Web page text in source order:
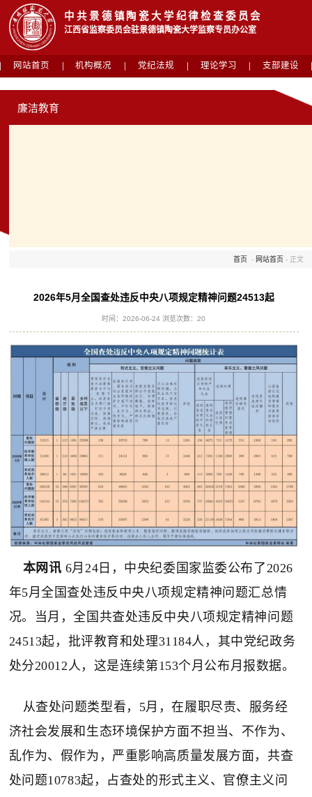
中共景德镇陶瓷大学纪律检查委员会
江西省监察委员会驻景德镇陶瓷大学监察专员办公室
网站首页 机构概况 党纪法规 理论学习 支部建设
廉洁教育
首页 - 网站首页 - 正文
2026年5月全国查处违反中央八项规定精神问题24513起
时间：2026-06-24 浏览次数：20
本网讯 6月24日，中央纪委国家监委公布了2026
年5月全国查处违反中央八项规定精神问题汇总情
况。当月，全国共查处违反中央八项规定精神问题
24513起，批评教育和处理31184人，其中党纪政务
处分20012人，这是连续第153个月公布月报数据。
从查处问题类型看，5月，在履职尽责、服务经
济社会发展和生态环境保护方面不担当、不作为、
乱作为、假作为，严重影响高质量发展方面，共查
处问题10783起，占查处的形式主义、官僚主义问